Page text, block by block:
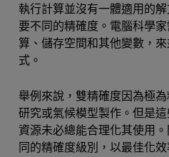
執行計算並沒有一體適用的
要不同的精確度。電腦科學
算、儲存空間和其他變數，
式。
舉例來說，雙精確度因為極
研究或氣候模型製作。但是
資源未必總能合理化其使用
同的精確度級別，以最佳化